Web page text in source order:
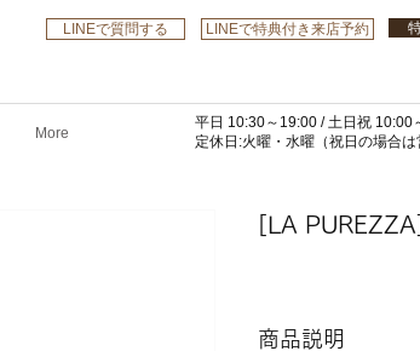
LINEで質問する LINEで特典付き来店予約
More
平日 10:30～19:00 /土日祝 10:00
​定休日:火曜・水曜 （祝日の場合
[LA PUREZZA]
商品説明